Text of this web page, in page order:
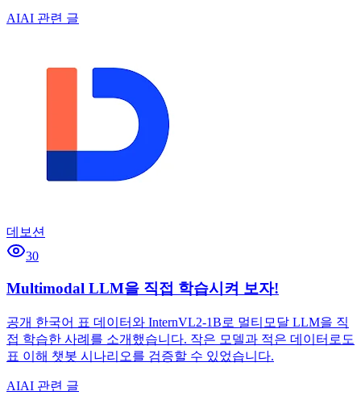
AIAI 관련 글
데보션
30
Multimodal LLM을 직접 학습시켜 보자!
공개 한국어 표 데이터와 InternVL2-1B로 멀티모달 LLM을 직
접 학습한 사례를 소개했습니다. 작은 모델과 적은 데이터로도
표 이해 챗봇 시나리오를 검증할 수 있었습니다.
AIAI 관련 글